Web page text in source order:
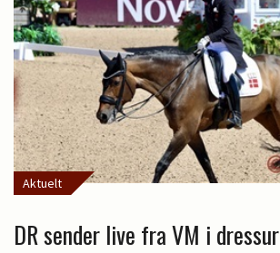
Aktuelt
DR sender live fra VM i dressur